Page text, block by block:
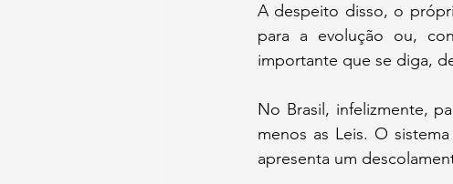
A despeito disso, o
para a evolução ou,
importante que se diga,
No Brasil, infelizmente,
menos as Leis. O
apresenta um